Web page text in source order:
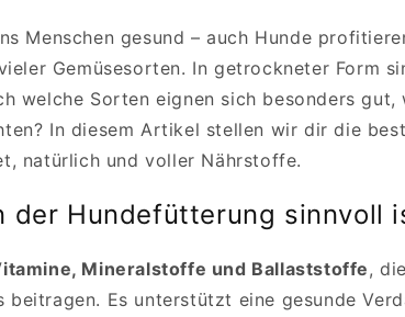
Menschen gesund – auch Hunde
Gemüsesorten. In getrockneter Form
welche Sorten eignen sich besonders gut,
In diesem Artikel stellen wir dir die
natürlich und voller Nährstoffe.
der Hundefütterung sinnvoll
Mineralstoffe und Ballaststoffe,
beitragen. Es unterstützt eine gesunde